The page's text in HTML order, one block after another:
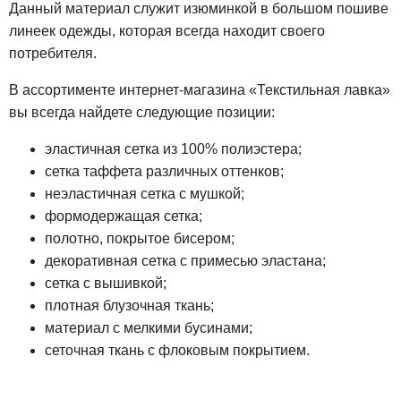
Данный материал служит изюминкой в большом пошиве
линеек одежды, которая всегда находит своего
потребителя.
В ассортименте интернет-магазина «Текстильная лавка»
вы всегда найдете следующие позиции:
эластичная сетка из 100% полиэстера;
сетка таффета различных оттенков;
неэластичная сетка с мушкой;
формодержащая сетка;
полотно, покрытое бисером;
декоративная сетка с примесью эластана;
сетка с вышивкой;
плотная блузочная ткань;
материал с мелкими бусинами;
сеточная ткань с флоковым покрытием.